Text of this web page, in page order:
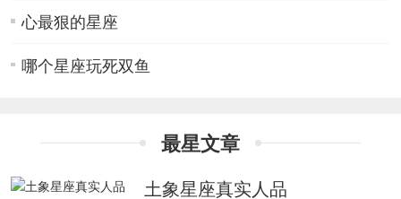
心最狠的星座
哪个星座玩死双鱼
最星文章
土象星座真实人品